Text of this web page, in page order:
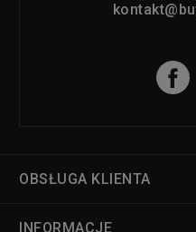
OBSŁUGA KLIENTA
INFORMACJE